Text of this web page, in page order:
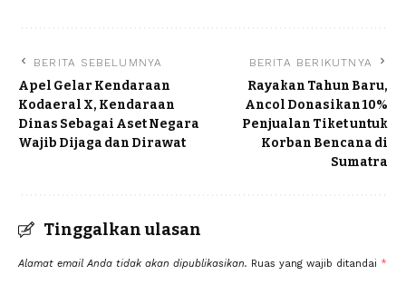
BERITA SEBELUMNYA
Apel Gelar Kendaraan
Kodaeral X, Kendaraan
Dinas Sebagai Aset Negara
Wajib Dijaga dan Dirawat
BERITA BERIKUTNYA
Rayakan Tahun Baru,
Ancol Donasikan 10%
Penjualan Tiket untuk
Korban Bencana di
Sumatra
Tinggalkan ulasan
Alamat email Anda tidak akan dipublikasikan. Ruas yang wajib ditandai *